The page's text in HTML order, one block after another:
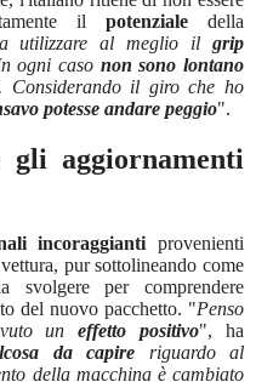
ilpotenzialedella
utilizzare al meglio ilgrip
ogni caso non sono lontano
Considerando il giro che ho
potesse andare peggio".
gli aggiornamenti
incoraggianti provenienti
pur sottolineando come
per comprendere
del nuovo pacchetto. "Penso
uneffetto positivo", ha
da capire riguardo al
della macchina è cambiato